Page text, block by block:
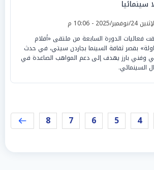
سينمائيا
24/نوفمبر/2025 - 10:06 م
فعاليات الدورة السابعة من ملتقى «أفلام
بقصر ثقافة السينما بجاردن سيتي، في حدث
وفني بارز يهدف إلى دعم المواهب الصاعدة في
السينمائي.
4
5
6
7
8